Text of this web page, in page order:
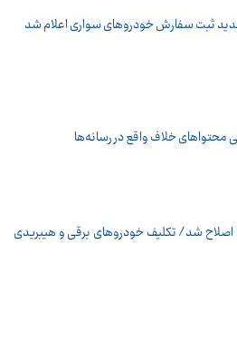
ثبت سفارش خودروهای سواری اعلام شد
محتواهای خلاف واقع در رسانه‌ها
آیین‌نامه ماده 10 اصلاح شد/ تکلیف خودروهای برقی و هیبریدی